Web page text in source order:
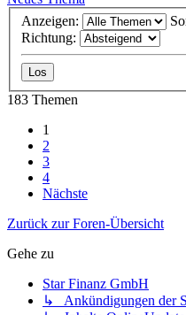
Anzeigen:
Richtung:
183 Themen
1
2
3
4
Nächste
Zurück zur Foren-Übersicht
Gehe zu
Star Finanz GmbH
↳ Ankündigungen der